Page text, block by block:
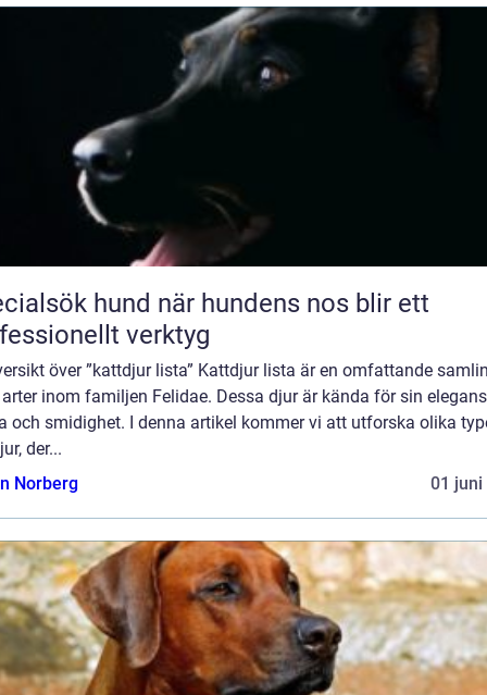
hund när hundens nos blir ett
verktyg
över ”kattdjur lista” Kattdjur lista är en omfattande
inom familjen Felidae. Dessa djur är kända för sin
och smidighet. I denna artikel kommer vi att utforska olika
der...
Norberg
01 juni